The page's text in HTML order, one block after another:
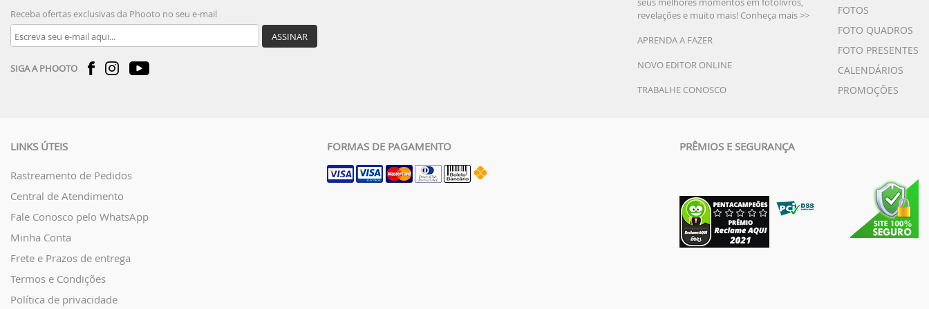
Receba ofertas exclusivas da Phooto no seu e-mail
ASSINAR
SIGA A PHOOTO
revelações e muito mais! Conheça mais >>
APRENDA A FAZER
NOVO EDITOR ONLINE
TRABALHE CONOSCO
FOTOS
FOTO QUADROS
FOTO PRESENTES
CALENDÁRIOS
PROMOÇÕES
LINKS ÚTEIS
Rastreamento de Pedidos
Central de Atendimento
Fale Conosco pelo WhatsApp
Minha Conta
Frete e Prazos de entrega
Termos e Condições
Política de privacidade
FORMAS DE PAGAMENTO PRÊMIOS E SEGURANÇA